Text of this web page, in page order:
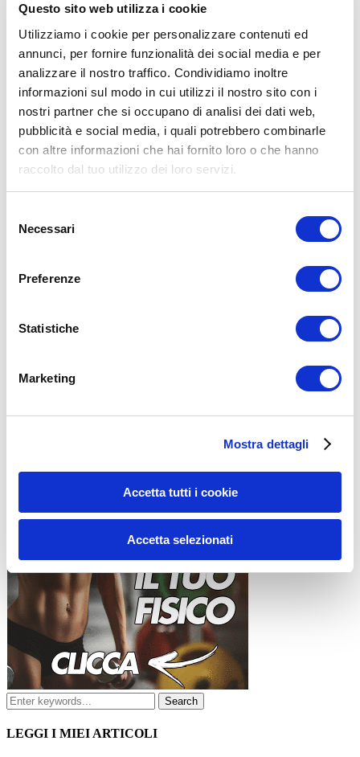
Questo sito web utilizza i cookie
Utilizziamo i cookie per personalizzare contenuti ed
annunci, per fornire funzionalità dei social media e per
analizzare il nostro traffico. Condividiamo inoltre
informazioni sul modo in cui utilizzi il nostro sito con i
nostri partner che si occupano di analisi dei dati web,
pubblicità e social media, i quali potrebbero combinarle
con altre informazioni che hai fornito loro o che hanno
raccolto dal tuo utilizzo dei loro servizi.
delNecessari
Preferenze
Statistiche
Marketing
Mostra dettagli
Accetta tutti i cookie
Accetta selezionati
Nome*
Email*
Sito web
LEGGI I MIEI ARTICOLI